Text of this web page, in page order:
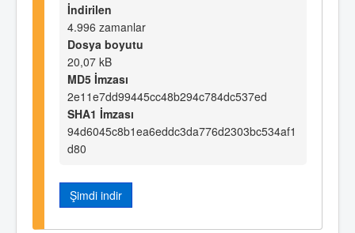
İndirilen
4.996 zamanlar
Dosya boyutu
20,07 kB
MD5 İmzası
2e11e7dd99445cc48b294c784dc537ed
SHA1 İmzası
94d6045c8b1ea6eddc3da776d2303bc534af1
d80
Şimdi indir